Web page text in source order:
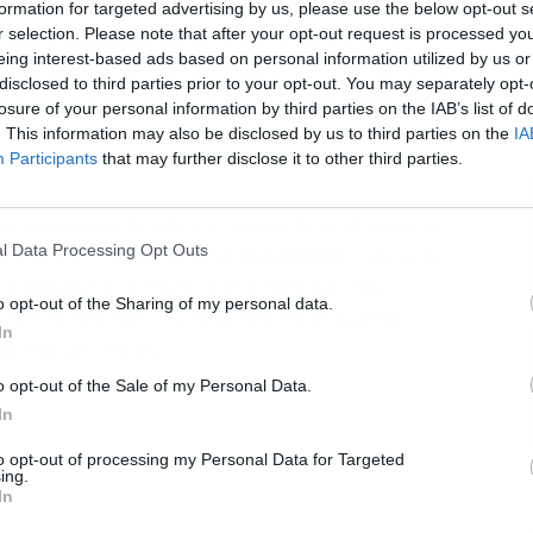
for targeted advertising by us, please use the below opt-out
selection. Please note that after your opt-out request is processed
interest-based ads based on personal information utilized by us
to third parties prior to your opt-out. You may separately
of your personal information by third parties on the IAB’s list of
This information may also be disclosed by us to third parties on the
Participants that may further disclose it to other third parties.
Data Processing Opt Outs
opt-out of the Sharing of my personal data.
opt-out of the Sale of my Personal Data.
opt-out of processing my Personal Data for Targeted
precioses fundamental. Sin embargo, el
deberían ser una herramienta útil, muchas veces
que los productos incluyan elprecio por unidad
una comparación sencilla entre productos
errores de cálculo, carecen de la información
la práctica conocida como
el mismo precio, hace aún más
esta herramienta, los consumidores no pueden
más por menos.